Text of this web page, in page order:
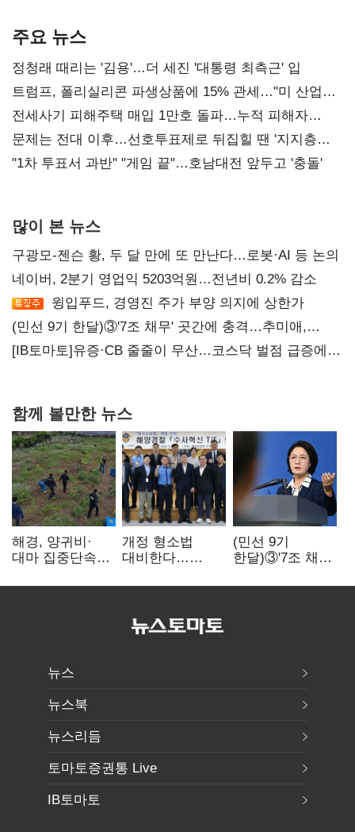
주요 뉴스
정청래 때리는 '김용'…더 세진 '대통령 최측근' 입
트럼프, 폴리실리콘 파생상품에 15% 관세…"미 산업
재건"
전세사기 피해주택 매입 1만호 돌파…누적 피해자
4만278명
문제는 전대 이후…선호투표제로 뒤집힐 땐 '지지층
불복'
"1차 투표서 과반" "게임 끝"…호남대전 앞두고 '충돌'
많이 본 뉴스
구광모-젠슨 황, 두 달 만에 또 만난다…로봇·AI 등 논의
네이버, 2분기 영업익 5203억원…전년비 0.2% 감소
윙입푸드, 경영진 주가 부양 의지에 상한가
(민선 9기 한달)③'7조 채무' 곳간에 충격…추미애,
20년만에 '비상재정' 선언 승부수
[IB토마토]유증·CB 줄줄이 무산…코스닥 벌점 급증에
함께 볼만한 뉴스
해경, 양귀비·
대마 집중단속…
249명 검거
개정 형소법
대비한다…
'수사혁신TF'
(민선 9기
한달)③'7조 채무'
추미애, 20년만에
뉴스
뉴스북
뉴스리듬
토마토증권통 Live
IB토마토